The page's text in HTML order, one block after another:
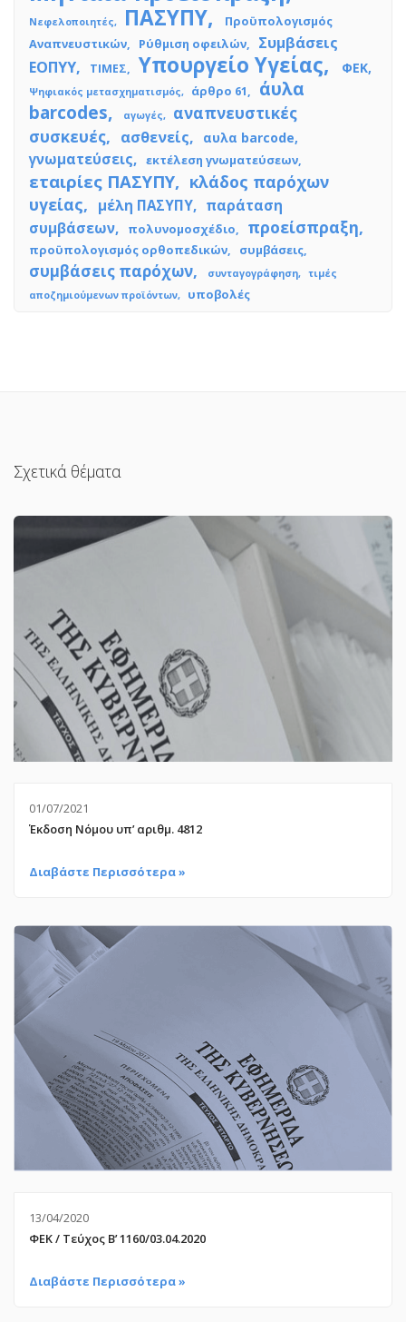
Νεφελοποιητές ΠΑΣΥΠΥ
Προϋπολογισμός
Αναπνευστικών
Ρύθμιση οφειλών
Συμβάσεις
ΕΟΠΥΥ
ΤΙΜΕΣ Υπουργείο Υγείας ΦΕΚ
Ψηφιακός μετασχηματισμός άρθρο 61
άυλα
barcodes
αγωγές
αναπνευστικές
συσκευές
ασθενείς αυλα barcode
γνωματεύσεις εκτέλεση γνωματεύσεων
εταιρίες ΠΑΣΥΠΥ
κλάδος παρόχων
υγείας
μέλη ΠΑΣΥΠΥ
παράταση
συμβάσεων
πολυνομοσχέδιο προείσπραξη
προϋπολογισμός ορθοπεδικών συμβάσεις
συμβάσεις παρόχων συνταγογράφηση
τιμές
αποζημιούμενων προϊόντων
υποβολές
Σχετικά θέματα
01/07/2021
Έκδοση Νόμου υπ’ αριθμ. 4812
Διαβάστε Περισσότερα »
13/04/2020
ΦΕΚ / Τεύχος Β’ 1160/03.04.2020
Διαβάστε Περισσότερα »